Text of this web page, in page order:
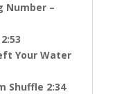
Number –
Your Water
Shuffle 2:34